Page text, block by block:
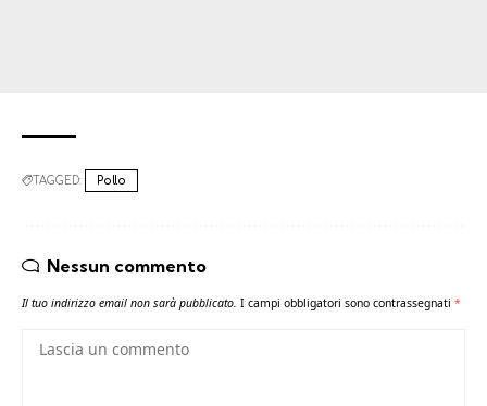
TAGGED: Pollo
Nessun commento
Il tuo indirizzo email non sarà pubblicato. I campi obbligatori sono contrassegnati *